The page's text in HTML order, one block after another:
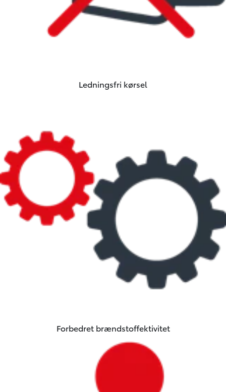
Ledningsfri kørsel
Forbedret brændstoffektivitet